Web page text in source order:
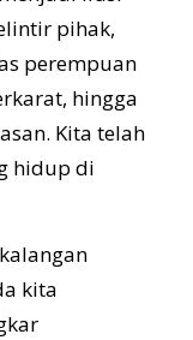
pihak,
perempuan
hingga
Kita telah
hidup di
kita